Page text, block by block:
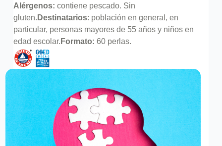
Alérgenos: contiene pescado. Sin
gluten. Destinatarios: población en general, en
particular, personas mayores de 55 años y niños en
edad escolar. Formato: 60 perlas.